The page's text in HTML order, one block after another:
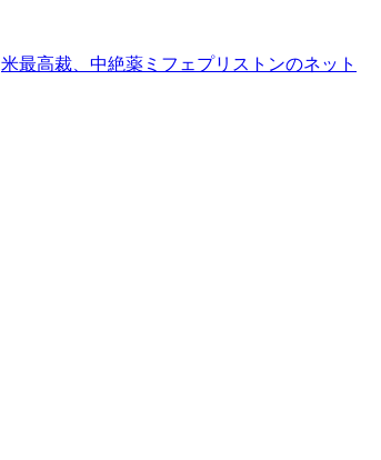
米最高裁、中絶薬ミフェプリストンのネット